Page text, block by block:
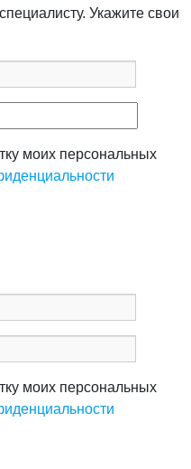
Укажите свои
моих персональных
моих персональных